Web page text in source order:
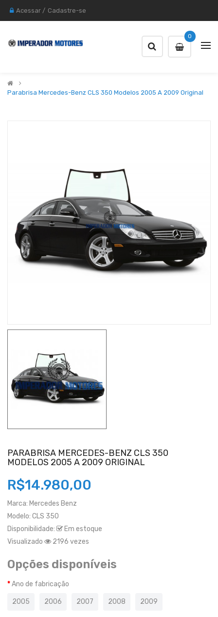
Acessar / Cadastre-se
0
Parabrisa Mercedes-Benz CLS 350 Modelos 2005 A 2009 Original
PARABRISA MERCEDES-BENZ CLS 350
MODELOS 2005 A 2009 ORIGINAL
R$14.980,00
Marca: Mercedes Benz
Modelo: CLS 350
Disponibilidade:
Em estoque
Visualizado
2196 vezes
Opções disponíveis
Ano de fabricação
2005 2006 2007 2008 2009